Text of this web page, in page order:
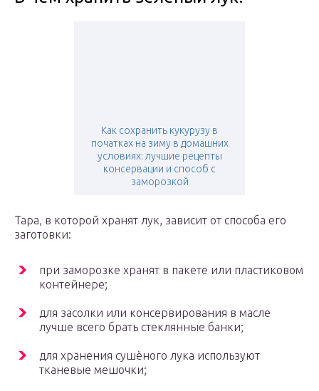
Как сохранить кукурузу в
початках на зиму в домашних
условиях: лучшие рецепты
консервации и способ с
заморозкой
Тара, в которой хранят лук, зависит от способа его
заготовки:
при заморозке хранят в пакете или пластиковом
контейнере;
для засолки или консервирования в масле
лучше всего брать стеклянные банки;
для хранения сушёного лука используют
тканевые мешочки;